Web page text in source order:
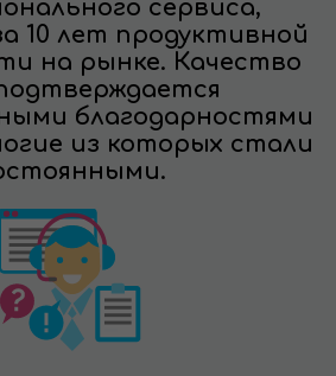
сервиса,
10 лет продуктивной
на рынке. Качество
благодарностями
из которых стали